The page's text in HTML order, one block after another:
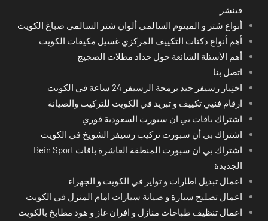
فينشر
أنواع شتر و المينوم السالمي ألوان شتر السالمي صباغ الكويت
أهم أنواع دكتات التكييف المركزي غسيل مكيفات الكويت
أهم الأسئلة الشائعة حول حداد مظلات الضجيج
اتصل بنا
اختِيار رسيفر جيد برمجة الرسيفر 24 ساعة في الكويت
ارقام فنيي تكييف و تبريد في الكويت للتركيب والصيانة
اشتراك باقات بي ان سبورت السعودية فوري
اشتراك بي أن سبورت تركيب رسيفر الشويخ في الكويت
اشتراك بي ان سبورت المنطقة العاشرة باقات Bein Sport
الجديدة
اعمال تبديل اطارات و تواير في الكويت و الجهراء
اعمال تصليح سيارة و صيانة سيارات امام المنزل في الكويت
اعمال تنظيف طباخات منازل و افران غاز و هود مطابخ بالكويت